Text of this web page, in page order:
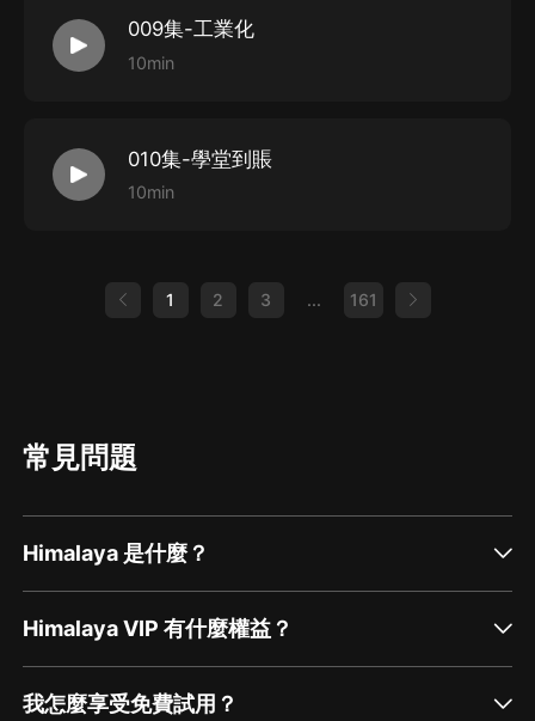
009集-工業化
10min
010集-學堂到賬
10min
1 2 3 ... 161
常見問題
Himalaya 是什麼？
Himalaya VIP 有什麼權益？
我怎麼享受免費試用？